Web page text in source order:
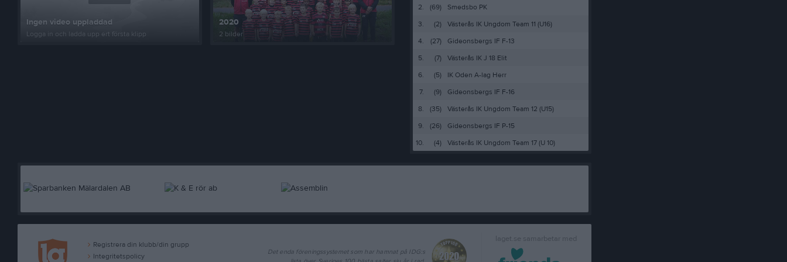
Ingen video uppladdad
Logga in och ladda upp ert första klipp
2020
2 bilder
2.
(69)
Smedsbo PK
3.
(2)
Västerås IK Ungdom Team 11 (U16)
4.
(27)
Gideonsbergs IF F-13
5.
(7)
Västerås IK J 18 Elit
6.
(5)
IK Oden A-lag Herr
7.
(9)
Gideonsbergs IF F-16
8.
(35)
Västerås IK Ungdom Team 12 (U15)
9.
(26)
Gideonsbergs IF P-15
10.
(4) Västerås IK Ungdom Team 17 (U 10)
Registrera din klubb/din grupp
Integritetspolicy
laget.se samarbetar med
Det enda föreningssystemet som har hamnat på IDG:s